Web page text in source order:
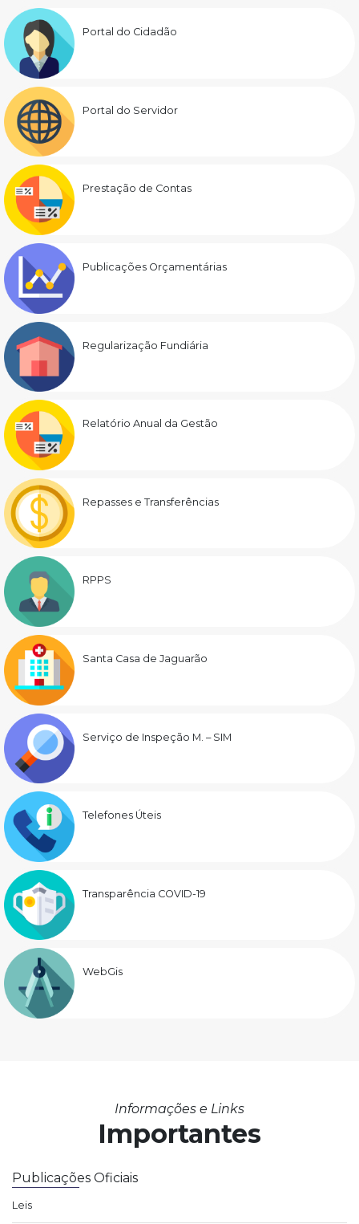
Portal do Cidadão
Portal do Servidor
Prestação de Contas
Publicações Orçamentárias
Regularização Fundiária
Relatório Anual da Gestão
Repasses e Transferências
RPPS
Santa Casa de Jaguarão
Serviço de Inspeção M. – SIM
Telefones Úteis
Transparência COVID-19
WebGis
Informações e Links
Importantes
Publicações Oficiais
Leis